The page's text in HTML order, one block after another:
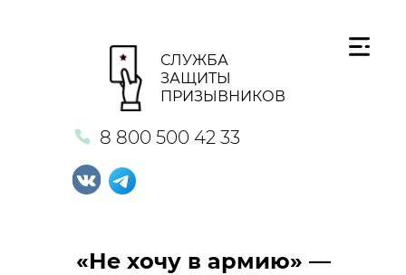
СЛУЖБА
ЗАЩИТЫ
ПРИЗЫВНИКОВ
8 800 500 42 33
«Не хочу в армию» —